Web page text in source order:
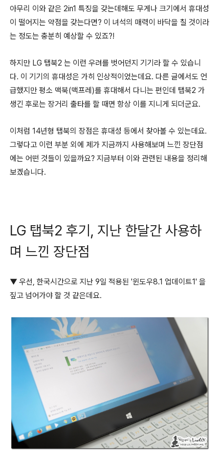
아무리 이와 같은 2in1 특징을 갖는데해도 무게나 크기에서 휴대성
이 떨어지는 약점을 갖는다면? 이 녀석의 매력이 바닥을 칠 것이라
는 정도는 충분히 예상할 수 있죠?!
하지만 LG 탭북2 는 이런 우려를 벗어던지 기기라 할 수 있습니
다. 이 기기의 휴대성은 가히 인상적이었는데요. 다른 글에서도 언
급했지만 평소 맥북(맥프레)를 휴대해서 다니는 편인데 탭북2 가
생긴 후로는 장거리 출타를 할 때면 항상 이를 지니게 되더군요.
이처럼 14년형 탭북의 장점은 휴대성 등에서 찾아볼 수 있는데요.
그렇다고 이런 부분 외에 제가 지금까지 사용해보며 느낀 장단점
에는 어떤 것들이 있을까요? 지금부터 이와 관련된 내용을 정리해
보겠습니다.
LG 탭북2 후기, 지난 한달간 사용하
며 느낀 장단점
▼ 우선, 한국시간으로 지난 9일 적용된 '윈도우8.1 업데이트1' 을
짚고 넘어가야 할 것 같은데요.